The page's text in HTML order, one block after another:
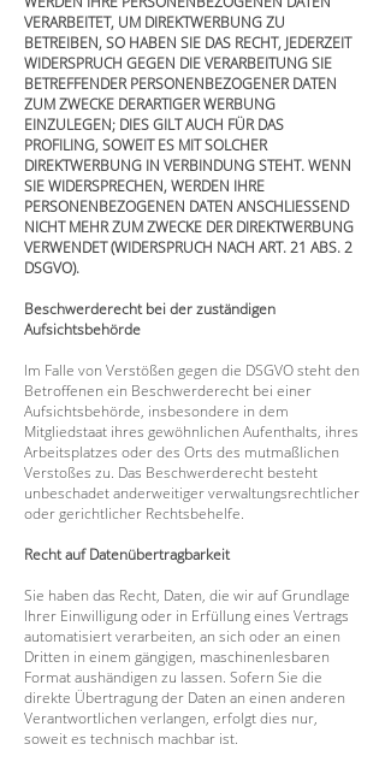
VERARBEITET, UM DIREKTWERBUNG ZU
BETREIBEN, SO HABEN SIE DAS RECHT, JEDERZEIT
WIDERSPRUCH GEGEN DIE VERARBEITUNG SIE
BETREFFENDER PERSONENBEZOGENER DATEN
ZUM ZWECKE DERARTIGER WERBUNG
EINZULEGEN; DIES GILT AUCH FÜR DAS
PROFILING, SOWEIT ES MIT SOLCHER
DIREKTWERBUNG IN VERBINDUNG STEHT. WENN
SIE WIDERSPRECHEN, WERDEN IHRE
PERSONENBEZOGENEN DATEN ANSCHLIESSEND
NICHT MEHR ZUM ZWECKE DER DIREKTWERBUNG
VERWENDET (WIDERSPRUCH NACH ART. 21 ABS. 2
DSGVO).
Beschwerderecht bei der zuständigen
Aufsichtsbehörde
Im Falle von Verstößen gegen die DSGVO steht den
Betroffenen ein Beschwerderecht bei einer
Aufsichtsbehörde, insbesondere in dem
Mitgliedstaat ihres gewöhnlichen Aufenthalts, ihres
Arbeitsplatzes oder des Orts des mutmaßlichen
Verstoßes zu. Das Beschwerderecht besteht
unbeschadet anderweitiger verwaltungsrechtlicher
oder gerichtlicher Rechtsbehelfe.
Recht auf Datenübertragbarkeit
Sie haben das Recht, Daten, die wir auf Grundlage
Ihrer Einwilligung oder in Erfüllung eines Vertrags
automatisiert verarbeiten, an sich oder an einen
Dritten in einem gängigen, maschinenlesbaren
Format aushändigen zu lassen. Sofern Sie die
direkte Übertragung der Daten an einen anderen
Verantwortlichen verlangen, erfolgt dies nur,
soweit es technisch machbar ist.